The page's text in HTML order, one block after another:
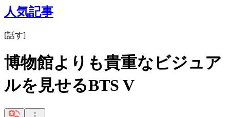
人気記事
[話す]
博物館よりも貴重なビジュア
ルを見せるBTS V